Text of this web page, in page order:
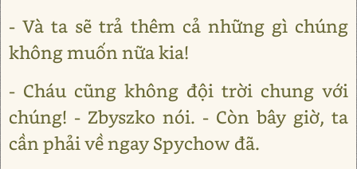
- Và ta sẽ trả thêm cả những gì chúng
không muốn nữa kia!
- Cháu cũng không đội trời chung với
chúng! - Zbyszko nói. - Còn bây giờ, ta
cần phải về ngay Spychow đã.